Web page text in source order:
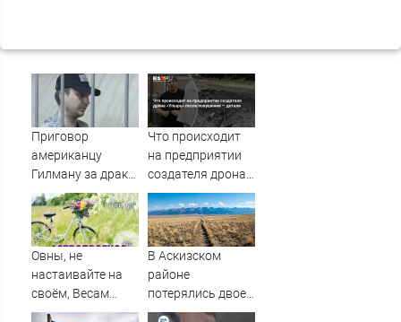
Приговор
американцу
Гилману за драки
в воронежском
СИЗО
потребовали
ужесточить -
Новости на
Вести.ru
Что происходит
на предприятии
создателя дрона
«Упырь» после
покушения —
детали
Овны, не
настаивайте на
своём, Весам
захочется
В Аскизском
районе
потерялись двое
мужчин